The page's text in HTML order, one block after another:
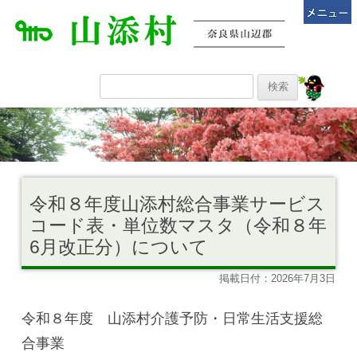
令和８年度山添村総合事業サービス
コード表・単位数マスタ（令和８年
6月改正分）について
掲載日付：2026年7月3日
令和８年度 山添村介護予防・日常生活支援総
合事業